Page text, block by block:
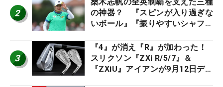
2
の神器？ 『スピンが入り過ぎな
いボール』『振りやすいシャフ
ー』 #女子プロセッティング
3
『4』が消え『R』が加わった！
スリクソン『ZXi R/5/7』＆
『ZXiU』アイアンが9月12日デ